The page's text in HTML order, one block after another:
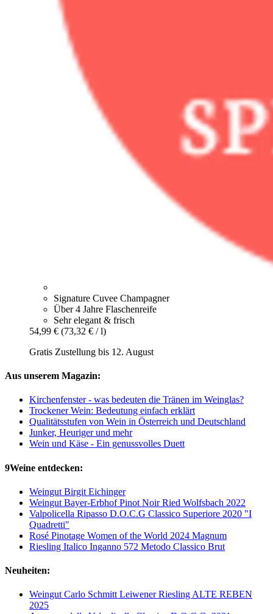
Signature Cuvee Champagner
Über 4 Jahre Flaschenreife
Sehr elegant & frisch
54,99 € (73,32 € / l)
Gratis Zustellung bis 12. August
Aus unserem Magazin:
Kirchenfenster - was bedeuten die Tränen im Weinglas?
Trockener Wein: Bedeutung einfach erklärt
Qualitätsstufen von Wein in Österreich und Deutschland
Junker, Heuriger und mehr
Wein und Käse - Ein genussvolles Duett
9Weine entdecken:
Weingut Birgit Eichinger
Weingut Bayer-Erbhof Pinot Noir Ried Wolfsbach 2022
Valpolicella Ripasso D.O.C.G Classico Superiore 2020 "I
Quadretti"
Rosé Pinotage Women of the World 2024 Magnum
Riesling Italico Inganno 572 Metodo Classico Brut
Neuheiten:
Weingut Carlo Schmitt Leiwener Riesling ALTE REBEN
2025